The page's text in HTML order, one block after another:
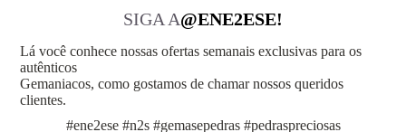
SIGA A@ENE2ESE!
Lá você conhece nossas ofertas semanais exclusivas para os
autênticos
Gemaniacos, como gostamos de chamar nossos queridos
clientes.
#ene2ese #n2s #gemasepedras #pedraspreciosas